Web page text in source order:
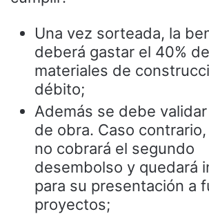
Una vez sorteada, la
deberá gastar el 40%
materiales de
débito;
Además se debe
de obra. Caso
no cobrará el segundo
desembolso y quedará
para su presentación a
proyectos;